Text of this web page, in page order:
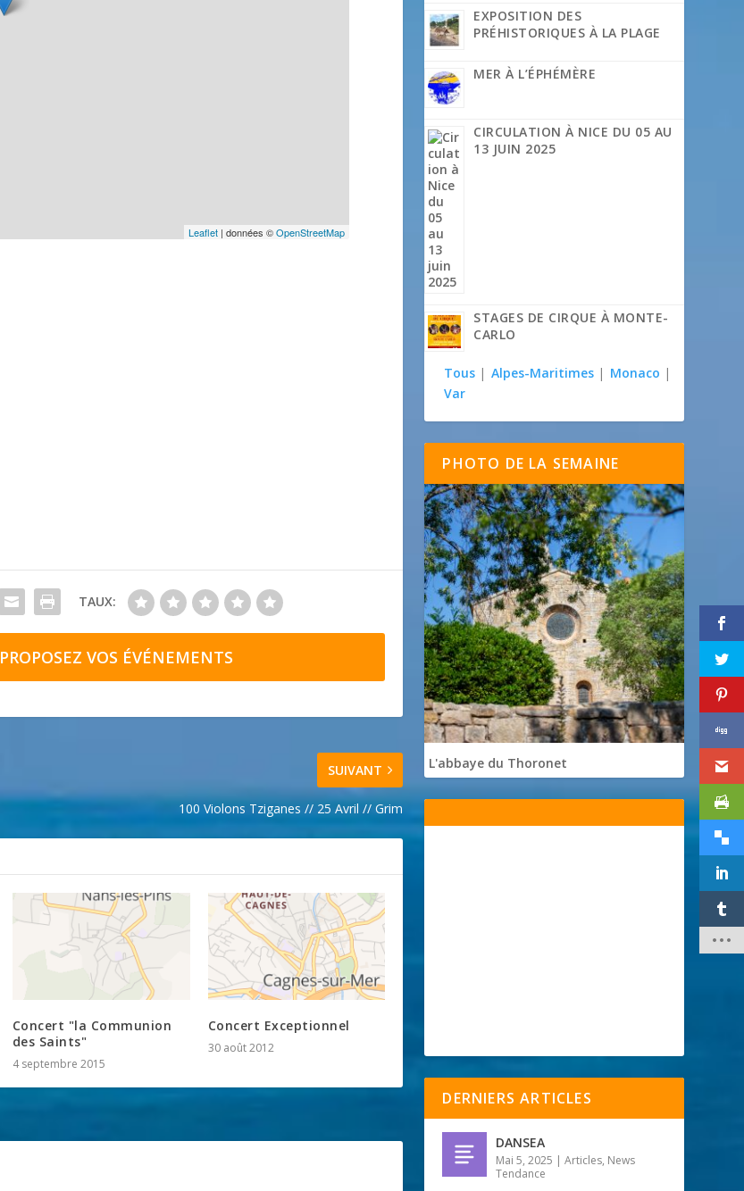
Leaflet | données ©OpenStreetMap
TAUX:
PROPOSEZ VOS ÉVÉNEMENTS
SUIVANT
100 Violons Tziganes // 25 Avril // Grim
Concert "la Communion
des Saints"
4 septembre 2015
Concert Exceptionnel
30 août 2012
EXPOSITION DES
PRÉHISTORIQUES À LA PLAGE
MER À L’ÉPHÉMÈRE
CIRCULATION À NICE DU 05 AU
13 JUIN 2025
STAGES DE CIRQUE À MONTE-
CARLO
Tous | Alpes-Maritimes | Monaco |
Var
PHOTO DE LA SEMAINE
L'abbaye du Thoronet
DERNIERS ARTICLES
DANSEA
Mai 5, 2025 |Articles, News
Tendance